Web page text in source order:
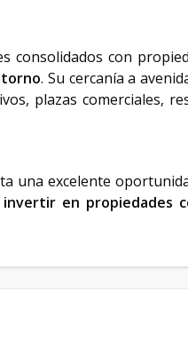
consolidados con
. Su cercanía a
plazas comerciales,
una excelente
invertir en propiedades